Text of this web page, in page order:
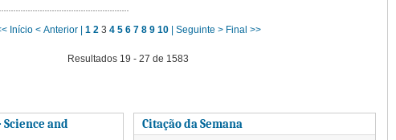
Início < Anterior | 1 2 3 4 5 6 7 8 9 10 | Seguinte > Final >>
Resultados 19 - 27 de 1583
Science and
Citação da Semana